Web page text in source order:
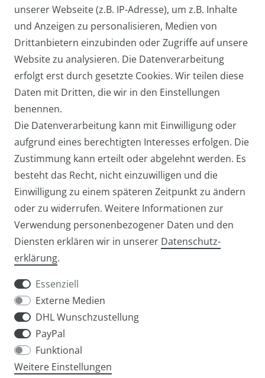
Neuheit
Handy-Umhängetasche TAMRA /
Abendtasche / Cross-Over mit
echtem Stierfell
ab 27,95 € *
Widerrufs­formular
Impressum Daten­schutz­erklärung
unserer Webseite (z.B. IP-Adresse), um z.B. Inhalte
und Anzeigen zu personalisieren, Medien von
Drittanbietern einzubinden oder Zugriffe auf unsere
Website zu analysieren. Die Datenverarbeitung
erfolgt erst durch gesetzte Cookies. Wir teilen diese
Daten mit Dritten, die wir in den Einstellungen
benennen.
Die Datenverarbeitung kann mit Einwilligung oder
aufgrund eines berechtigten Interesses erfolgen. Die
Zustimmung kann erteilt oder abgelehnt werden. Es
besteht das Recht, nicht einzuwilligen und die
Einwilligung zu einem späteren Zeitpunkt zu ändern
oder zu widerrufen. Weitere Informationen zur
Verwendung personenbezogener Daten und den
Diensten erklären wir in unserer Daten­schutz­
erklärung.
Essenziell
Externe Medien
DHL Wunschzustellung
PayPal
Funktional
Weitere Einstellungen